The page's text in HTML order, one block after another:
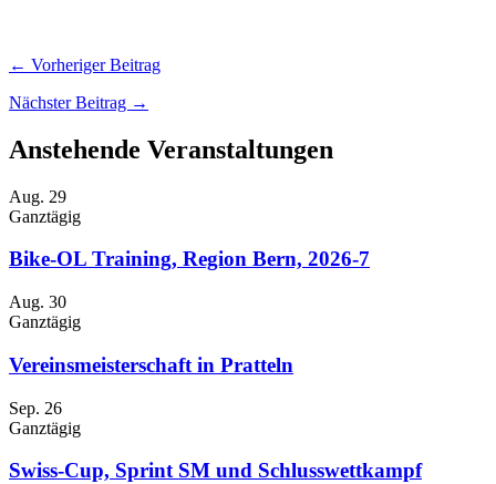
← Vorheriger Beitrag
Nächster Beitrag →
Anstehende Veranstaltungen
Aug. 29
Ganztägig
Bike-OL Training, Region Bern, 2026-7
Aug. 30
Ganztägig
Vereinsmeisterschaft in Pratteln
Sep. 26
Ganztägig
Swiss-Cup, Sprint SM und Schlusswettkampf